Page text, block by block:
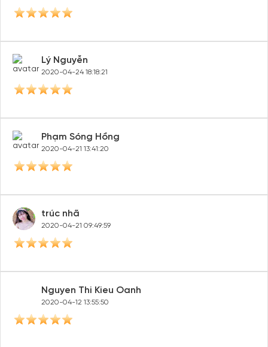
Lý Nguyễn
2020-04-24 18:18:21
Phạm Sóng Hồng
2020-04-21 13:41:20
trúc nhã
2020-04-21 09:49:59
Nguyen Thi Kieu Oanh
2020-04-12 13:55:50